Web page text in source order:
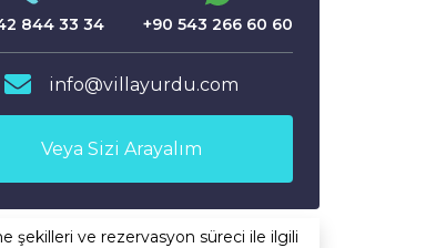
844 33 34 +90 543 266 60 60
info@villayurdu.com
Veya Sizi Arayalım
şekilleri ve rezervasyon süreci ile ilgili